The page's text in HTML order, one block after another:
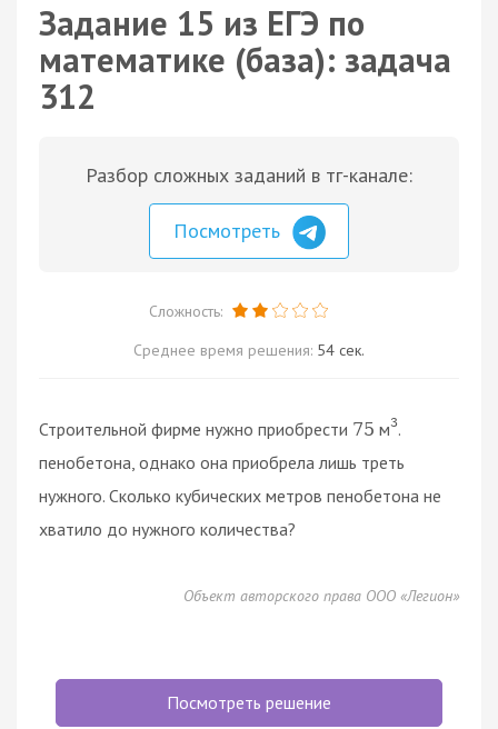
Задание 15 из ЕГЭ по
математике (база): задача
312
Разбор сложных заданий в тг-канале:
Посмотреть
Сложность:
Среднее время решения: 54 сек.
Строительной фирме нужно приобрести 75 м3.
пенобетона, однако она приобрела лишь треть
нужного. Сколько кубических метров пенобетона не
хватило до нужного количества?
Объект авторского права ООО «Легион»
Посмотреть решение